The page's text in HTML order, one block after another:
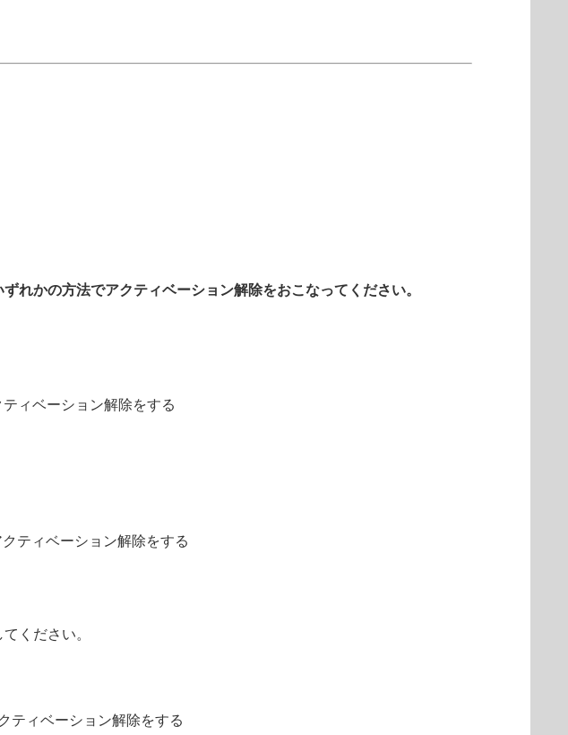
れかの方法でアクティベーション解除をおこなってください。
ィベーション解除をする
ティベーション解除をする
ください。
ティベーション解除をする